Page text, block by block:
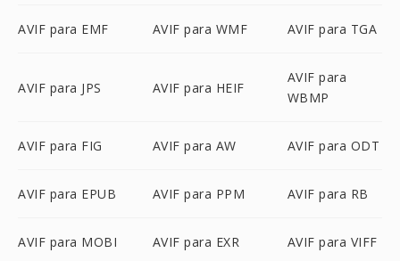
AVIF para EMF AVIF para WMF AVIF para TGA
AVIF para JPS AVIF para HEIF
AVIF para
WBMP
AVIF para FIG AVIF para AW AVIF para ODT
AVIF para EPUB AVIF para PPM AVIF para RB
AVIF para MOBI AVIF para EXR AVIF para VIFF